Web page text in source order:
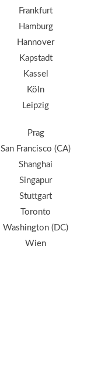
Frankfurt
Hamburg
Hannover
Kapstadt
Kassel
Köln
Leipzig
Prag
San Francisco (CA)
Shanghai
Singapur
Stuttgart
Toronto
Washington (DC)
Wien